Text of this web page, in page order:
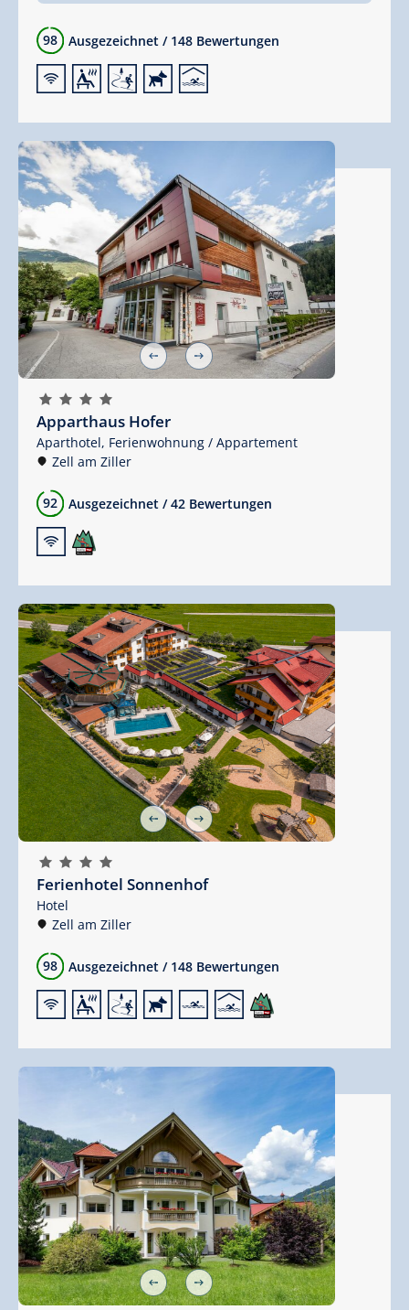
98 Ausgezeichnet / 148 Bewertungen
🜉🗔🞷🔮🅤
🞙 🞙 🞙 🞙
Apparthaus Hofer
Aparthotel, Ferienwohnung / Appartement
Zell am Ziller
92 Ausgezeichnet / 42 Bewertungen
🜉
🞙 🞙 🞙 🞙
Ferienhotel Sonnenhof
Hotel
Zell am Ziller
98 Ausgezeichnet / 148 Bewertungen
🜉🗔🞷🔮🅐🅤